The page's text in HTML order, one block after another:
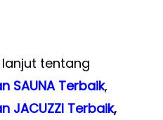
tentang
SAUNA Terbaik,
JACUZZI Terbaik,